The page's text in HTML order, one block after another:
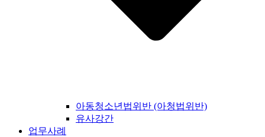
아동청소년법위반 (아청법위반)
유사강간
업무사례